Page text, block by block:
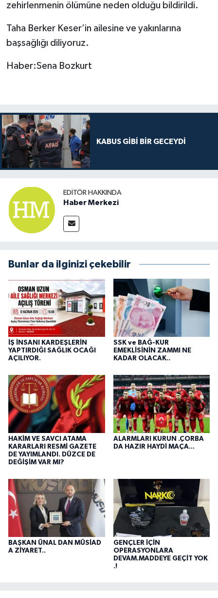
zehirlenmenin ölümüne neden olduğu bildirildi.
Taha Berker Keser’in ailesine ve yakınlarına
başsağlığı diliyoruz.
Haber:Sena Bozkurt
KABUS GİBİ BİR GECEYDİ
EDITÖR HAKKINDA
Haber Merkezi
Bunlar da ilginizi çekebilir
İŞ İNSANI KARDEŞLERİN
YAPTIRDIĞI SAĞLIK OCAĞI
AÇILIYOR.
SSK ve BAĞ-KUR
EMEKLİSİNİN ZAMMI NE
KADAR OLACAK..
HAKİM VE SAVCI ATAMA
KARARLARI RESMİ GAZETE
DE YAYIMLANDI. DÜZCE DE
DEĞİŞİM VAR MI?
ALARMLARI KURUN .ÇORBA
DA HAZIR HAYDİ MAÇA...
BAŞKAN ÜNAL DAN MÜSİAD
A ZİYARET..
GENÇLER İÇİN
OPERASYONLARA
DEVAM.MADDEYE GEÇİT YOK
.!